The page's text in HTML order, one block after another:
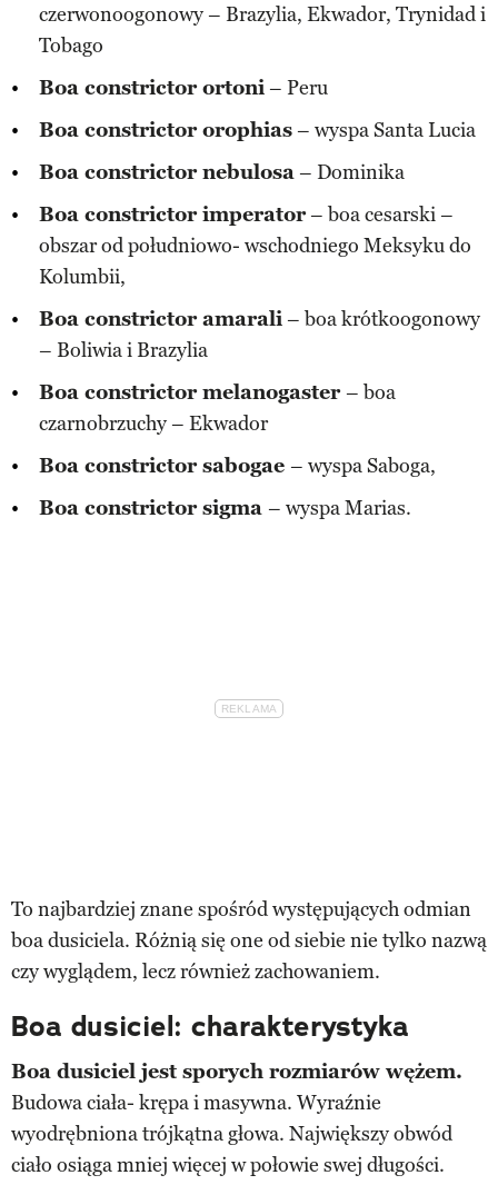
czerwonoogonowy – Brazylia, Ekwador, Trynidad i
Tobago
Boa constrictor ortoni– Peru
Boa constrictor orophias– wyspa Santa Lucia
Boa constrictor nebulosa– Dominika
Boa constrictor imperator– boa cesarski –
obszar od południowo- wschodniego Meksyku do
Kolumbii,
Boa constrictor amarali– boa krótkoogonowy
– Boliwia i Brazylia
Boa constrictor melanogaster– boa
czarnobrzuchy – Ekwador
Boa constrictor sabogae – wyspa Saboga,
Boa constrictor sigma – wyspa Marias.
To najbardziej znane spośród występujących odmian
boa dusiciela. Różnią się one od siebie nie tylko nazwą
czy wyglądem, lecz również zachowaniem.
Boa dusiciel: charakterystyka
Boa dusiciel jest sporych rozmiarów wężem.
Budowa ciała- krępa i masywna. Wyraźnie
wyodrębniona trójkątna głowa. Największy obwód
ciało osiąga mniej więcej w połowie swej długości.